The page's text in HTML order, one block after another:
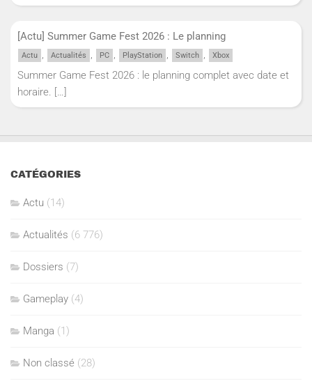
[Actu] Summer Game Fest 2026 : Le planning
Actu , Actualités , PC , PlayStation , Switch , Xbox
Summer Game Fest 2026 : le planning complet avec date et
horaire. […]
CATÉGORIES
Actu (14)
Actualités (6 776)
Dossiers (7)
Gameplay (4)
Manga (1)
Non classé (28)